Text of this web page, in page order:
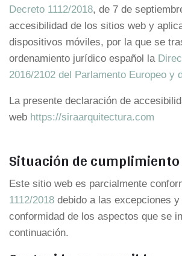
Decreto 1112/2018, de 7 de
accesibilidad de los sitios web y
dispositivos móviles, por la que se
ordenamiento jurídico español la
2016/2102 del Parlamento Europeo y
La presente declaración de
web https://siraarquitectura.com
Situación de cumplimiento
Este sitio web es parcialmente
1112/2018 debido a las excepciones
conformidad de los aspectos que se
continuación.